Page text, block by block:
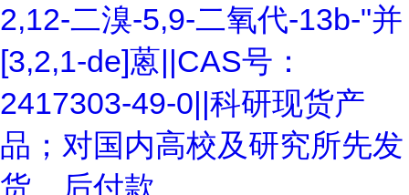
2,12-二溴-5,9-二氧代-13b-"并
[3,2,1-de]蒽||CAS号：
2417303-49-0||科研现货产
品；对国内高校及研究所先发
货、后付款